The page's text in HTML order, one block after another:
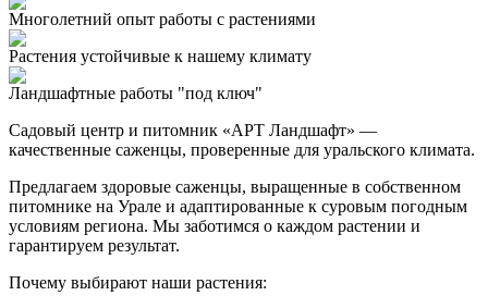
Многолетний опыт работы с растениями
Растения устойчивые к нашему климату
Ландшафтные работы "под ключ"
Садовый центр и питомник «АРТ Ландшафт» —
качественные саженцы, проверенные для уральского климата.
Предлагаем здоровые саженцы, выращенные в собственном
питомнике на Урале и адаптированные к суровым погодным
условиям региона. Мы заботимся о каждом растении и
гарантируем результат.
Почему выбирают наши растения: